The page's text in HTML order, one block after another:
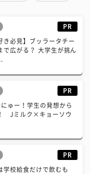
PR
き必見】ブッラータチー
で広がる？ 大学生が挑ん
PR
ゅー！学生の発想から
Jミルク×キョーソウ
PR
学校給食だけで飲むも